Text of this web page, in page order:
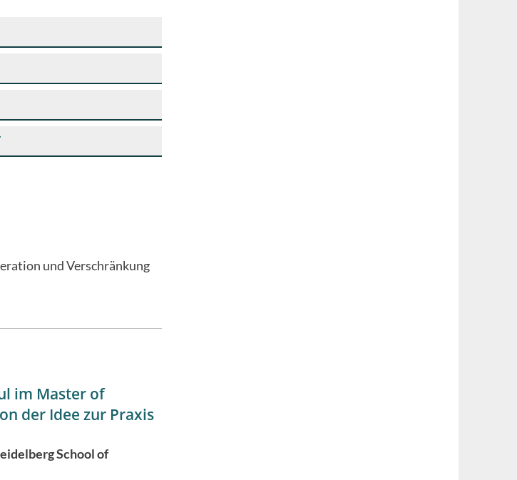
Prof. Dr. Sybille Große,
und Verschränkung
im Master of
der Idee zur Praxis
School of